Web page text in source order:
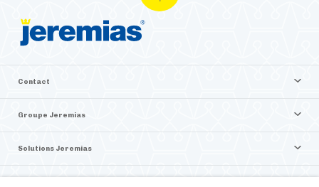
Contact
Groupe Jeremias
Solutions Jeremias